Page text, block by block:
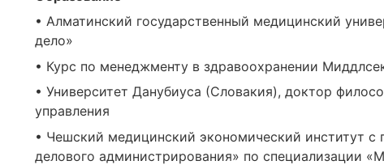
• Алматинский государственный медицинский
дело»
• Курс по менеджменту в здравоохранении
• Университет Данубиуса (Словакия), доктор
управления
• Чешский медицинский экономический институт с
делового администрирования» по специализации